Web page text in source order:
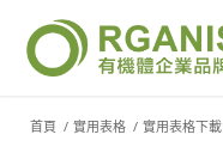
首頁 / 實用表格 / 實用表格下載